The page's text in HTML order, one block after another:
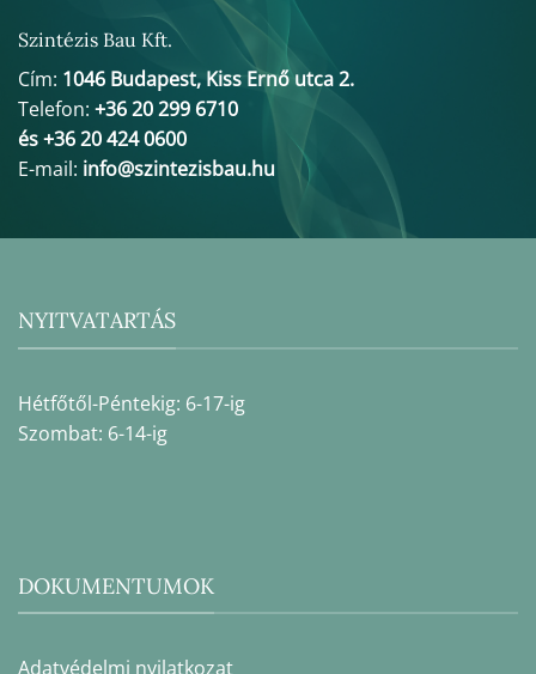
Szintézis Bau Kft.
Cím: 1046 Budapest, Kiss Ernő utca 2.
Telefon: +36 20 299 6710
és +36 20 424 0600
E-mail: info@szintezisbau.hu
NYITVATARTÁS
Hétfőtől-Péntekig: 6-17-ig
Szombat: 6-14-ig
DOKUMENTUMOK
Adatvédelmi nyilatkozat